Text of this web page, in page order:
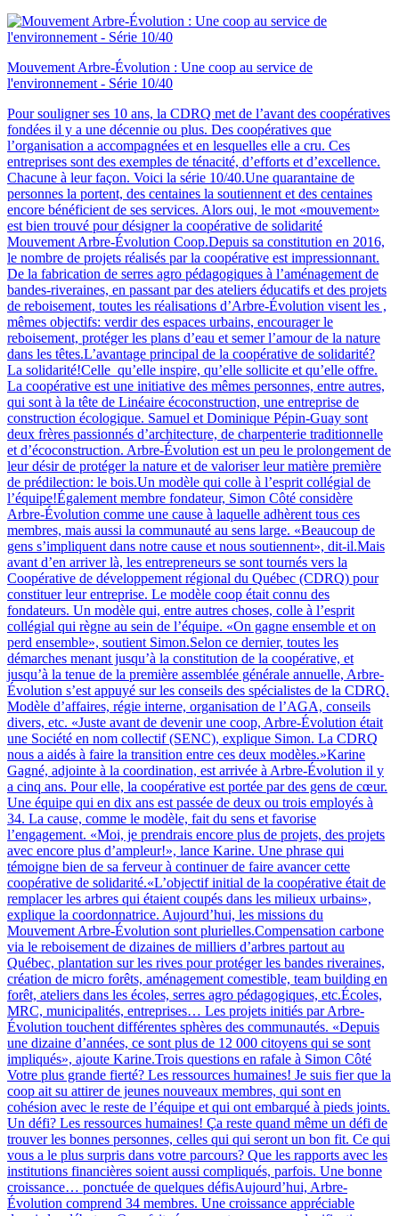
Mouvement Arbre-Évolution : Une coop au service de
l'environnement - Série 10/40
Pour souligner ses 10 ans, la CDRQ met de l’avant des coopératives
fondées il y a une décennie ou plus. Des coopératives que
l’organisation a accompagnées et en lesquelles elle a cru. Ces
entreprises sont des exemples de ténacité, d’efforts et d’excellence.
Chacune à leur façon. Voici la série 10/40.Une quarantaine de
personnes la portent, des centaines la soutiennent et des centaines
encore bénéficient de ses services. Alors oui, le mot «mouvement»
est bien trouvé pour désigner la coopérative de solidarité
Mouvement Arbre-Évolution Coop.Depuis sa constitution en 2016,
le nombre de projets réalisés par la coopérative est impressionnant.
De la fabrication de serres agro pédagogiques à l’aménagement de
bandes-riveraines, en passant par des ateliers éducatifs et des projets
de reboisement, toutes les réalisations d’Arbre-Évolution visent les ,
mêmes objectifs: verdir des espaces urbains, encourager le
reboisement, protéger les plans d’eau et semer l’amour de la nature
dans les têtes.L’avantage principal de la coopérative de solidarité?
La solidarité!Celle qu’elle inspire, qu’elle sollicite et qu’elle offre.
La coopérative est une initiative des mêmes personnes, entre autres,
qui sont à la tête de Linéaire écoconstruction, une entreprise de
construction écologique. Samuel et Dominique Pépin-Guay sont
deux frères passionnés d’architecture, de charpenterie traditionnelle
et d’écoconstruction. Arbre-Évolution est un peu le prolongement de
leur désir de protéger la nature et de valoriser leur matière première
de prédilection: le bois.Un modèle qui colle à l’esprit collégial de
l’équipe!Également membre fondateur, Simon Côté considère
Arbre-Évolution comme une cause à laquelle adhèrent tous ces
membres, mais aussi la communauté au sens large. «Beaucoup de
gens s’impliquent dans notre cause et nous soutiennent», dit-il.Mais
avant d’en arriver là, les entrepreneurs se sont tournés vers la
Coopérative de développement régional du Québec (CDRQ) pour
constituer leur entreprise. Le modèle coop était connu des
fondateurs. Un modèle qui, entre autres choses, colle à l’esprit
collégial qui règne au sein de l’équipe. «On gagne ensemble et on
perd ensemble», soutient Simon.Selon ce dernier, toutes les
démarches menant jusqu’à la constitution de la coopérative, et
jusqu’à la tenue de la première assemblée générale annuelle, Arbre-
Évolution s’est appuyé sur les conseils des spécialistes de la CDRQ.
Modèle d’affaires, régie interne, organisation de l’AGA, conseils
divers, etc. «Juste avant de devenir une coop, Arbre-Évolution était
une Société en nom collectif (SENC), explique Simon. La CDRQ
nous a aidés à faire la transition entre ces deux modèles.»Karine
Gagné, adjointe à la coordination, est arrivée à Arbre-Évolution il y
a cinq ans. Pour elle, la coopérative est portée par des gens de cœur.
Une équipe qui en dix ans est passée de deux ou trois employés à
34. La cause, comme le modèle, fait du sens et favorise
l’engagement. «Moi, je prendrais encore plus de projets, des projets
avec encore plus d’ampleur!», lance Karine. Une phrase qui
témoigne bien de sa ferveur à continuer de faire avancer cette
coopérative de solidarité.«L’objectif initial de la coopérative était de
remplacer les arbres qui étaient coupés dans les milieux urbains»,
explique la coordonnatrice. Aujourd’hui, les missions du
Mouvement Arbre-Évolution sont plurielles.Compensation carbone
via le reboisement de dizaines de milliers d’arbres partout au
Québec, plantation sur les rives pour protéger les bandes riveraines,
création de micro forêts, aménagement comestible, team building en
forêt, ateliers dans les écoles, serres agro pédagogiques, etc.Écoles,
MRC, municipalités, entreprises… Les projets initiés par Arbre-
Évolution touchent différentes sphères des communautés. «Depuis
une dizaine d’années, ce sont plus de 12 000 citoyens qui se sont
impliqués», ajoute Karine.Trois questions en rafale à Simon Côté
Votre plus grande fierté? Les ressources humaines! Je suis fier que la
coop ait su attirer de jeunes nouveaux membres, qui sont en
cohésion avec le reste de l’équipe et qui ont embarqué à pieds joints.
Un défi? Les ressources humaines! Ça reste quand même un défi de
trouver les bonnes personnes, celles qui qui seront un bon fit. Ce qui
vous a le plus surpris dans votre parcours? Que les rapports avec les
institutions financières soient aussi compliqués, parfois. Une bonne
croissance… ponctuée de quelques défisAujourd’hui, Arbre-
Évolution comprend 34 membres. Une croissance appréciable